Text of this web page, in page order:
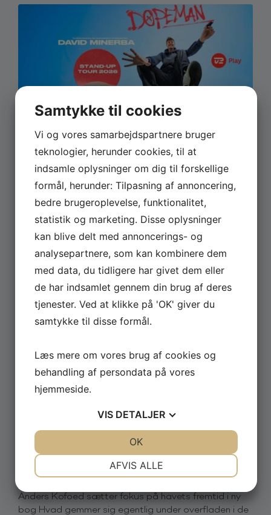
David Minerbas show ‘ Dopeman’
er nu på TV 2 Play
David Minerba har i 2026 været rundt med sit stand-
up show ‘Dopeman’ – og nu kan showet altså endelig
ses på TV 2 Play. Du kan streame showet allerede nu
lige her. Her kan du opleve David Minerba tage
publikum med ind i sit liv som komiker og rapper med
ærlige og sjove fortællinger om […]
Læs mere
MAJ 22, 2026
Den sidste dråbe – Anders Kofoed
Anders Kofoed sætter fokus på havets fremtid i ny
bog Hvad gemmer sig egentlig under overfladen i de
Samtykke til cookies
Vi og vores samarbejdspartnere bruger
teknologier, herunder cookies, til at
indsamle oplysninger om dig til forskellige
formål, herunder: Tilpasning af annoncering,
bedre brugeroplevelse, funktionalitet,
statistik og marketing. Disse oplysninger
kan blive delt med annoncerings- og
analysepartnere, som kan kombinere dem
med data, du tidligere har givet dem eller
de har indsamlet gennem din brug af deres
tjenester. Ved at klikke på 'OK' giver du
samtykke til disse formål.
Læs mere om vores brug af cookies og
behandling af persondata på vores
hjemmeside.
VIS DETALJER
MARKETING STATISTIK
AFVIS ALLE
OK